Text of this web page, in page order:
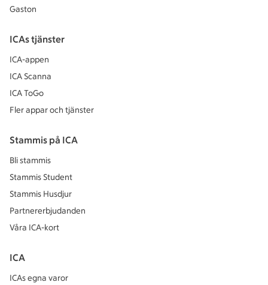
Gaston
ICAs tjänster
ICA-appen
ICA Scanna
ICA ToGo
Fler appar och tjänster
Stammis på ICA
Bli stammis
Stammis Student
Stammis Husdjur
Partnererbjudanden
Våra ICA-kort
ICA
ICAs egna varor